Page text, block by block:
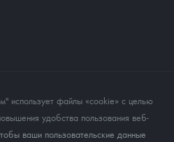
файлы «cookie» с целью
удобства пользования веб-
ваши пользовательские данные